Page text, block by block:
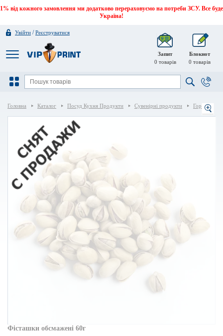
1% від кожного замовлення ми додатково перераховуємо на потреби ЗСУ. Все буде
Україна!
Увійти /Реєструватися
Запит
0 товарів
Блокнот
0 товарів
Головна Каталог Посуд Кухня Продукти Сувенірні продукти Горіхи
Фісташки обсмажені 60г